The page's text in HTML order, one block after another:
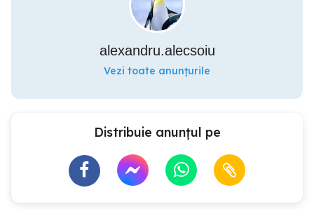
alexandru.alecsoiu
Vezi toate anunțurile
Distribuie anunțul pe